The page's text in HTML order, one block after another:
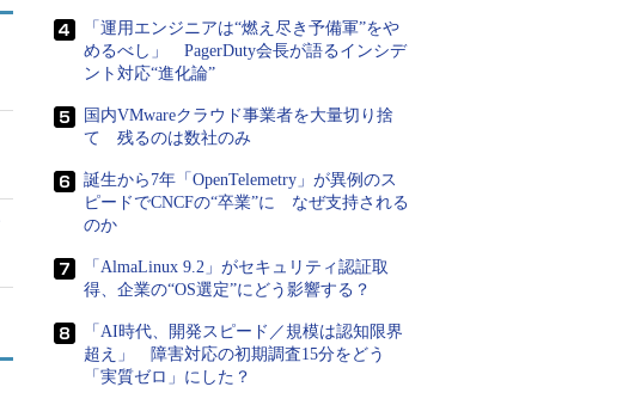
「運用エンジニアは“燃え尽き予備軍”をや
めるべし」 PagerDuty会長が語るインシデ
ント対応“進化論”
国内VMwareクラウド事業者を大量切り捨
て 残るのは数社のみ
誕生から7年「OpenTelemetry」が異例のス
ピードでCNCFの“卒業”に なぜ支持される
のか
「AlmaLinux 9.2」がセキュリティ認証取
得、企業の“OS選定”にどう影響する？
「AI時代、開発スピード／規模は認知限界
超え」 障害対応の初期調査15分をどう
「実質ゼロ」にした？